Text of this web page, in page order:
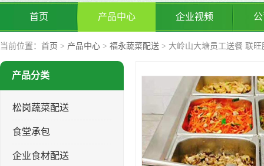
首页 产品中心 企业视频
当前位置： 首页 > 产品中心 > 福永蔬菜配送 > 大岭山大塘员工送餐 联旺
产品分类
松岗蔬菜配送
食堂承包
企业食材配送